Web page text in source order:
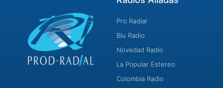
Pro Radial
Blu Radio
Novedad Radio
La Popular Estereo
Colombia Radio